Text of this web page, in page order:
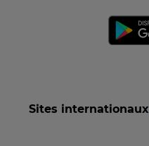
Sites internationaux